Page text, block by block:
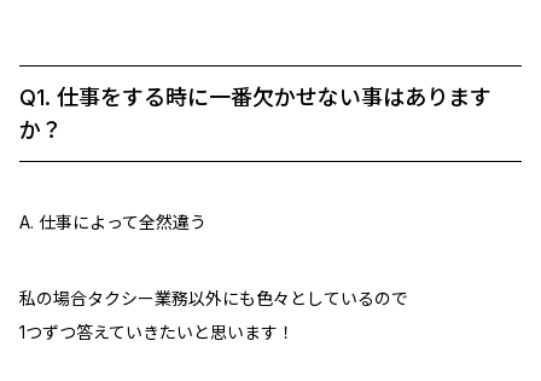
Q1. 仕事をする時に一番欠かせない事はあります
か？
A. 仕事によって全然違う
私の場合タクシー業務以外にも色々としているので
1つずつ答えていきたいと思います！